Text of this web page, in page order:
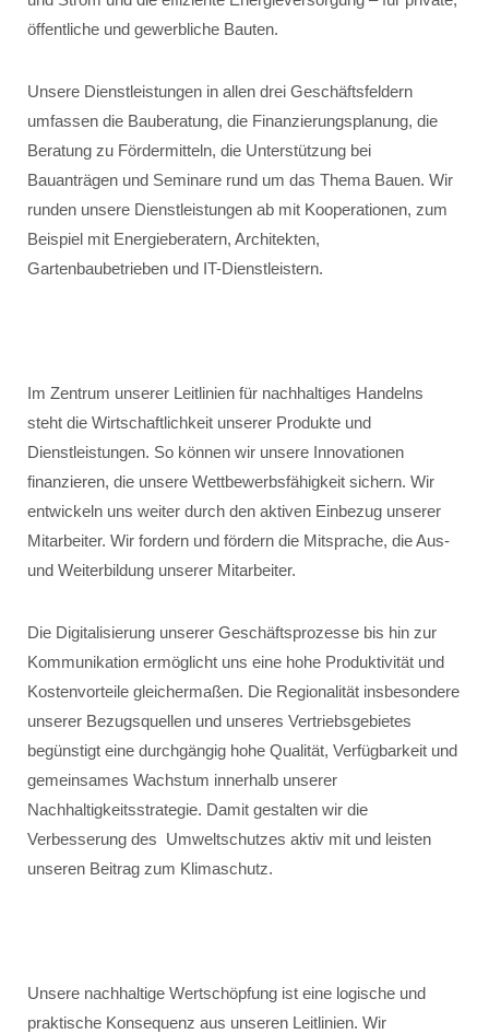
öffentliche und gewerbliche Bauten.
Unsere Dienstleistungen in allen drei Geschäftsfeldern
umfassen die Bauberatung, die Finanzierungsplanung, die
Beratung zu Fördermitteln, die Unterstützung bei
Bauanträgen und Seminare rund um das Thema Bauen. Wir
runden unsere Dienstleistungen ab mit Kooperationen, zum
Beispiel mit Energieberatern, Architekten,
Gartenbaubetrieben und IT-Dienstleistern.
Im Zentrum unserer Leitlinien für nachhaltiges Handelns
steht die Wirtschaftlichkeit unserer Produkte und
Dienstleistungen. So können wir unsere Innovationen
finanzieren, die unsere Wettbewerbsfähigkeit sichern. Wir
entwickeln uns weiter durch den aktiven Einbezug unserer
Mitarbeiter. Wir fordern und fördern die Mitsprache, die Aus-
und Weiterbildung unserer Mitarbeiter.
Die Digitalisierung unserer Geschäftsprozesse bis hin zur
Kommunikation ermöglicht uns eine hohe Produktivität und
Kostenvorteile gleichermaßen. Die Regionalität insbesondere
unserer Bezugsquellen und unseres Vertriebsgebietes
begünstigt eine durchgängig hohe Qualität, Verfügbarkeit und
gemeinsames Wachstum innerhalb unserer
Nachhaltigkeitsstrategie. Damit gestalten wir die
Verbesserung des Umweltschutzes aktiv mit und leisten
unseren Beitrag zum Klimaschutz.
Unsere nachhaltige Wertschöpfung ist eine logische und
praktische Konsequenz aus unseren Leitlinien. Wir